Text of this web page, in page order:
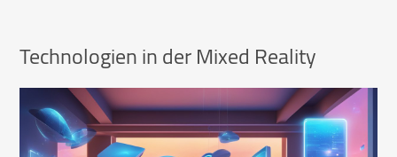
Technologien in der Mixed Reality